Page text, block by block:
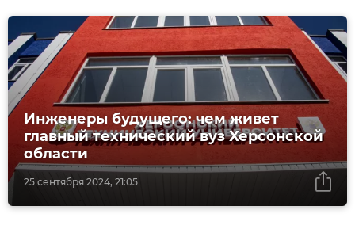
25 сентября 2024, 21:05
Инженеры будущего: чем живет
главный технический вуз Херсонской
области